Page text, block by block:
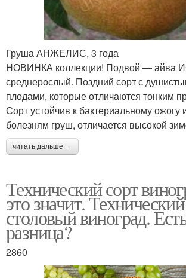
Груша АНЖЕЛИС, 3 года
НОВИНКА коллекции! Подвой — айва
среднерослый. Поздний сорт с
плодами, которые отличаются тонким
Сорт устойчив к бактериальному
болезням груш, отличается высокой
читать дальше →
Технический сорт
это значит.
столовый виноград.
разница?
2860